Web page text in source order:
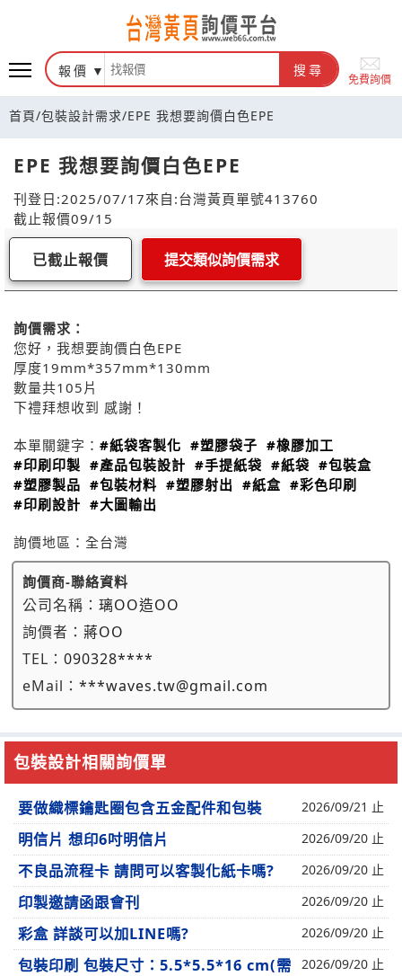
報價 搜尋
免費詢價
首頁/包裝設計需求/EPE 我想要詢價白色EPE
EPE 我想要詢價白色EPE
刊登日:2025/07/17來自:台灣黃頁單號413760
截止報價09/15
已截止報價 提交類似詢價需求
詢價需求：
您好，我想要詢價白色EPE
厚度19mm*357mm*130mm
數量共105片
下禮拜想收到 感謝！
本單關鍵字： #紙袋客製化 #塑膠袋子 #橡膠加工
#印刷印製 #產品包裝設計 #手提紙袋 #紙袋 #包裝盒
#塑膠製品 #包裝材料 #塑膠射出 #紙盒 #彩色印刷
#印刷設計 #大圖輸出
詢價地區： 全台灣
詢價商-聯絡資料
公司名稱： 璃OO造OO
詢價者： 蔣OO
TEL： 090328****
eMail： ***waves.tw@gmail.com
包裝設計相關詢價單
要做織標鑰匙圈包含五金配件和包裝 2026/09/21 止
明信片 想印6吋明信片 2026/09/20 止
不良品流程卡 請問可以客製化紙卡嗎? 2026/09/20 止
印製邀請函跟會刊 2026/09/20 止
彩盒 詳談可以加LINE嗎? 2026/09/20 止
包裝印刷 包裝尺寸：5.5*5.5*16 cm(需
2026/09/20 止